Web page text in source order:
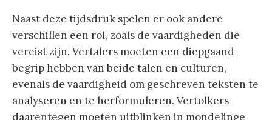
Naast deze tijdsdruk spelen er ook andere
verschillen een rol, zoals de vaardigheden die
vereist zijn. Vertalers moeten een diepgaand
begrip hebben van beide talen en culturen,
evenals de vaardigheid om geschreven teksten te
analyseren en te herformuleren. Vertolkers
daarentegen moeten uitblinken in mondelinge